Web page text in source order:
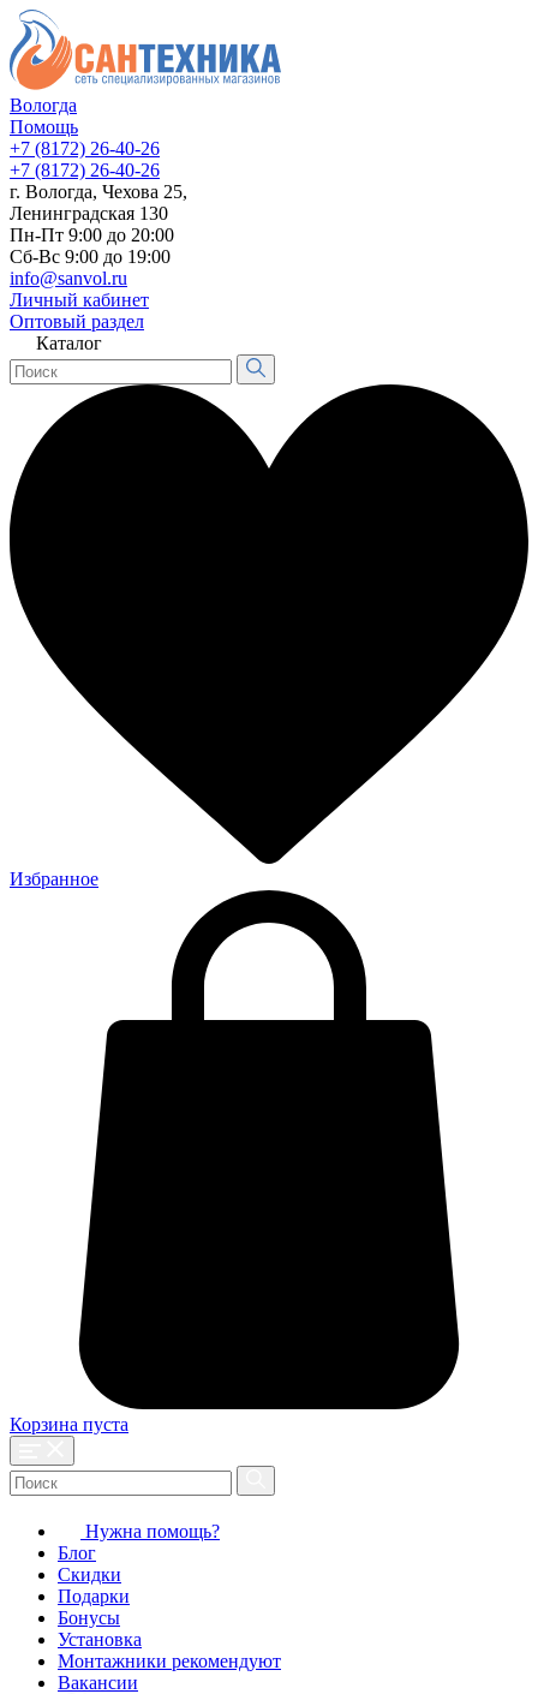
Вологда
Помощь
+7 (8172) 26-40-26
+7 (8172) 26-40-26
г. Вологда, Чехова 25,
Ленинградская 130
Пн-Пт 9:00 до 20:00
Сб-Вс 9:00 до 19:00
info@sanvol.ru
Личный кабинет
Оптовый раздел
Каталог
Избранное
Корзина пуста
Нужна помощь?
Блог
Скидки
Подарки
Бонусы
Установка
Монтажники рекомендуют
Вакансии